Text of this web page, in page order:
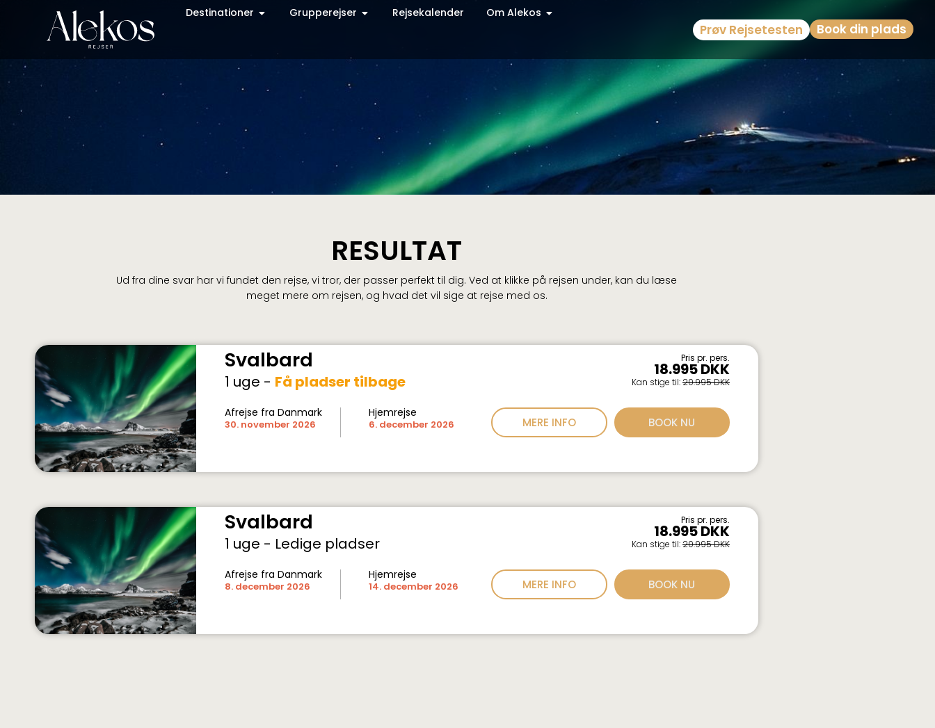
Destinationer Grupperejser Rejsekalender Om Alekos
Prøv Rejsetesten Book din plads
RESULTAT
Ud fra dine svar har vi fundet den rejse, vi tror, der passer perfekt til dig. Ved at klikke på rejsen under, kan du læse
meget mere om rejsen, og hvad det vil sige at rejse med os.
Svalbard
1 uge - Få pladser tilbage
Pris pr. pers.
18.995 DKK
Kan stige til:20.995 DKK
Afrejse fra Danmark
30. november 2026
Hjemrejse
6. december 2026 MERE INFO BOOK NU
Svalbard
1 uge - Ledige pladser
Pris pr. pers.
18.995 DKK
Kan stige til:20.995 DKK
Afrejse fra Danmark
8. december 2026
Hjemrejse
14. december 2026 MERE INFO BOOK NU